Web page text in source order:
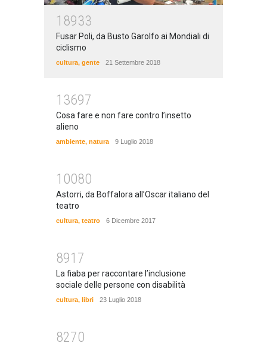
18933
Fusar Poli, da Busto Garolfo ai Mondiali di
ciclismo
cultura, gente 21 Settembre 2018
13697
Cosa fare e non fare contro l’insetto
alieno
ambiente, natura 9 Luglio 2018
10080
Astorri, da Boffalora all’Oscar italiano del
teatro
cultura, teatro 6 Dicembre 2017
8917
La fiaba per raccontare l’inclusione
sociale delle persone con disabilità
cultura, libri 23 Luglio 2018
8270